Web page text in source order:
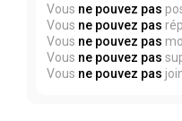
Vous ne pouvez pas
Vous ne pouvez pas
Vous ne pouvez pas
Vous ne pouvez pas
Vous ne pouvez pas